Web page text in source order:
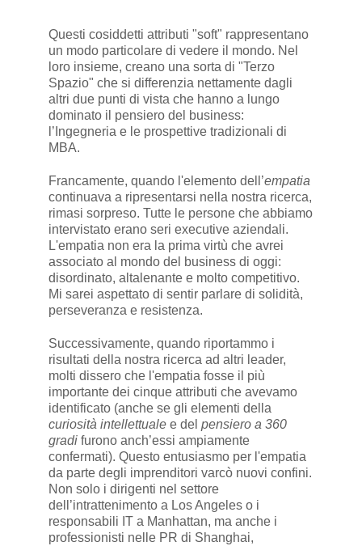
Questi cosiddetti attributi "soft" rappresentano
un modo particolare di vedere il mondo. Nel
loro insieme, creano una sorta di "Terzo
Spazio" che si differenzia nettamente dagli
altri due punti di vista che hanno a lungo
dominato il pensiero del business:
l’Ingegneria e le prospettive tradizionali di
MBA.
Francamente, quando l'elemento dell’empatia
continuava a ripresentarsi nella nostra ricerca,
rimasi sorpreso. Tutte le persone che abbiamo
intervistato erano seri executive aziendali.
L'empatia non era la prima virtù che avrei
associato al mondo del business di oggi:
disordinato, altalenante e molto competitivo.
Mi sarei aspettato di sentir parlare di solidità,
perseveranza e resistenza.
Successivamente, quando riportammo i
risultati della nostra ricerca ad altri leader,
molti dissero che l'empatia fosse il più
importante dei cinque attributi che avevamo
identificato (anche se gli elementi della
curiosità intellettualee del pensiero a 360
gradifurono anch’essi ampiamente
confermati). Questo entusiasmo per l'empatia
da parte degli imprenditori varcò nuovi confini.
Non solo i dirigenti nel settore
dell’intrattenimento a Los Angeles o i
responsabili IT a Manhattan, ma anche i
professionisti nelle PR di Shanghai,